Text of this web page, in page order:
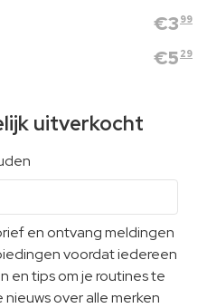
€3 99
€5 29
uitverkocht
en ontvang meldingen
voordat iedereen
en tips om je routines te
over alle merken